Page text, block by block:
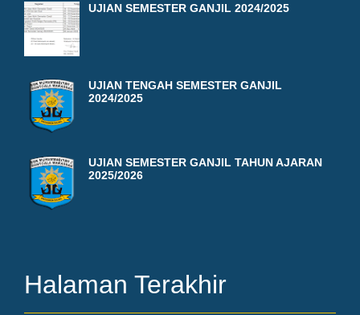
UJIAN SEMESTER GANJIL 2024/2025
UJIAN TENGAH SEMESTER GANJIL
2024/2025
UJIAN SEMESTER GANJIL TAHUN AJARAN
2025/2026
Halaman Terakhir